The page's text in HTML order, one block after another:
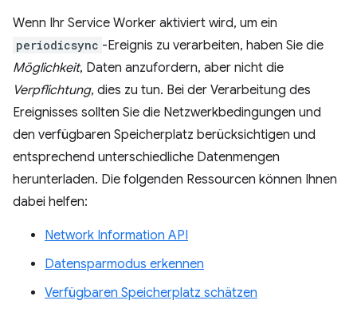
Wenn Ihr Service Worker aktiviert wird, um ein
periodicsync -Ereignis zu verarbeiten, haben Sie die
Möglichkeit, Daten anzufordern, aber nicht die
Verpflichtung, dies zu tun. Bei der Verarbeitung des
Ereignisses sollten Sie die Netzwerkbedingungen und
den verfügbaren Speicherplatz berücksichtigen und
entsprechend unterschiedliche Datenmengen
herunterladen. Die folgenden Ressourcen können Ihnen
dabei helfen:
Network Information API
Datensparmodus erkennen
Verfügbaren Speicherplatz schätzen